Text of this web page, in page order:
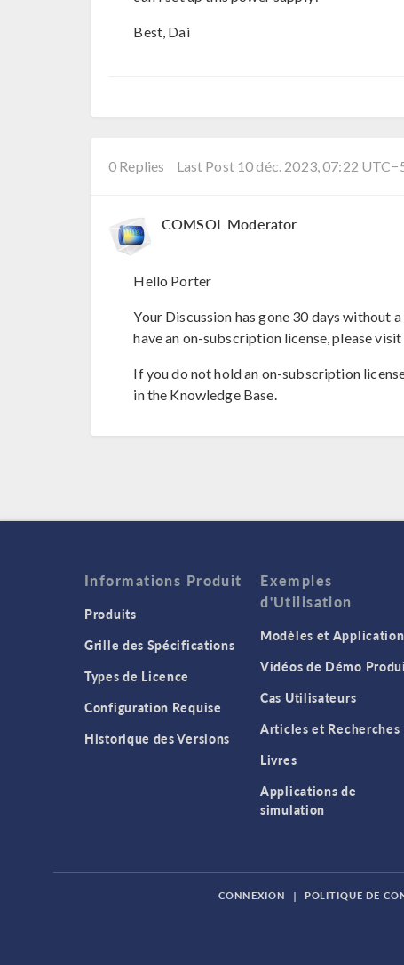
Best, Dai
0 Replies Last Post 10 déc. 2023, 07:22
COMSOL Moderator
Hello Porter
Your Discussion has gone 30 days without
have an on-subscription license, please
If you do not hold an on-subscription
in the Knowledge Base.
Informations Produit
Produits
Grille des Spécifications
Types de Licence
Configuration Requise
Historique des Versions
Exemples
d'Utilisation
Modèles et
Vidéos de Démo
Cas Utilisateurs
Articles et Recherches
Livres
Applications de
simulation
CONNEXION | POLITIQUE DE